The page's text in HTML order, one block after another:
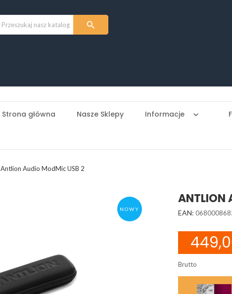

Strona główna Nasze Sklepy Informacje keyboard_arrow_down
Antlion Audio ModMic USB 2
NOWY
ANTLION
EAN:
Brutto